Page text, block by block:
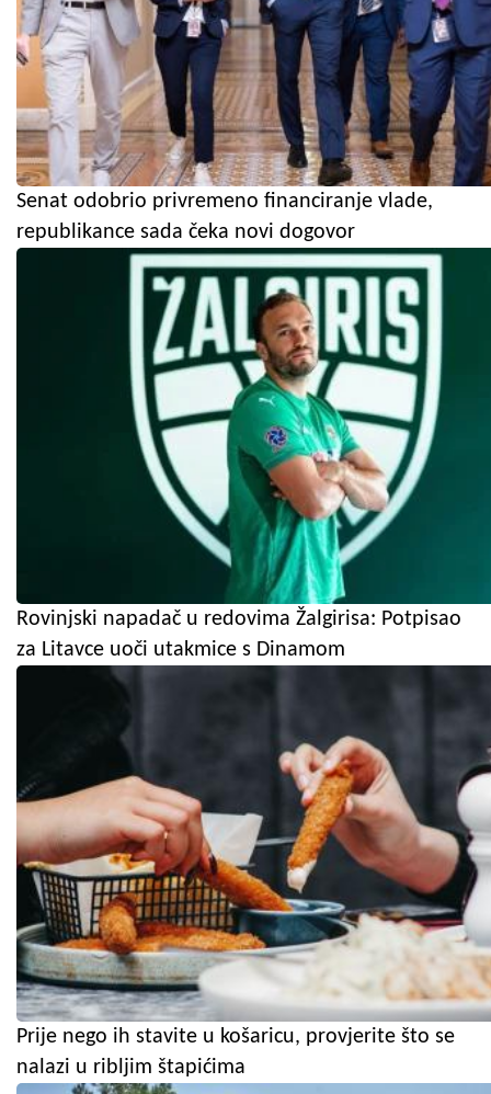
Senat odobrio privremeno financiranje vlade,
republikance sada čeka novi dogovor
Rovinjski napadač u redovima Žalgirisa: Potpisao
za Litavce uoči utakmice s Dinamom
Prije nego ih stavite u košaricu, provjerite što se
nalazi u ribljim štapićima